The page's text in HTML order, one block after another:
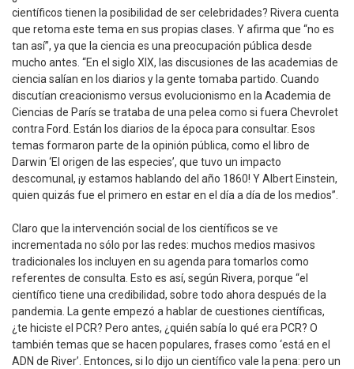
científicos tienen la posibilidad de ser celebridades? Rivera cuenta
que retoma este tema en sus propias clases. Y afirma que “no es
tan así”, ya que la ciencia es una preocupación pública desde
mucho antes. “En el siglo XIX, las discusiones de las academias de
ciencia salían en los diarios y la gente tomaba partido. Cuando
discutían creacionismo versus evolucionismo en la Academia de
Ciencias de París se trataba de una pelea como si fuera Chevrolet
contra Ford. Están los diarios de la época para consultar. Esos
temas formaron parte de la opinión pública, como el libro de
Darwin ‘El origen de las especies’, que tuvo un impacto
descomunal, ¡y estamos hablando del año 1860! Y Albert Einstein,
quien quizás fue el primero en estar en el día a día de los medios”.
Claro que la intervención social de los científicos se ve
incrementada no sólo por las redes: muchos medios masivos
tradicionales los incluyen en su agenda para tomarlos como
referentes de consulta. Esto es así, según Rivera, porque “el
científico tiene una credibilidad, sobre todo ahora después de la
pandemia. La gente empezó a hablar de cuestiones científicas,
¿te hiciste el PCR? Pero antes, ¿quién sabía lo qué era PCR? O
también temas que se hacen populares, frases como ‘está en el
ADN de River’. Entonces, si lo dijo un científico vale la pena: pero un